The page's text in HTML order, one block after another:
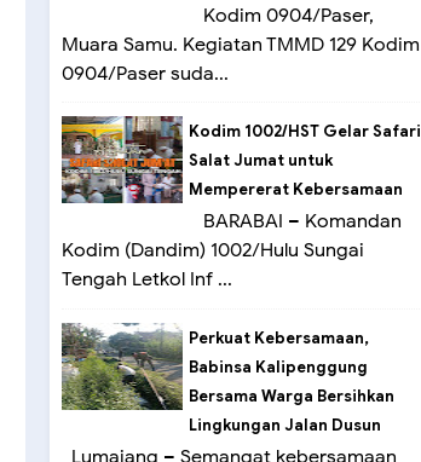
Kodim 0904/Paser,
Muara Samu. Kegiatan TMMD 129 Kodim
0904/Paser suda...
Kodim 1002/HST Gelar Safari
Salat Jumat untuk
Mempererat Kebersamaan
BARABAI – Komandan
Kodim (Dandim) 1002/Hulu Sungai
Tengah Letkol Inf ...
Perkuat Kebersamaan,
Babinsa Kalipenggung
Bersama Warga Bersihkan
Lingkungan Jalan Dusun